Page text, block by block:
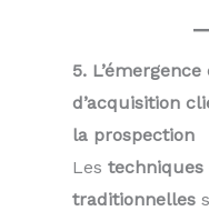
5.
d’acquisition
la prospection
Les techniques
traditionnelles